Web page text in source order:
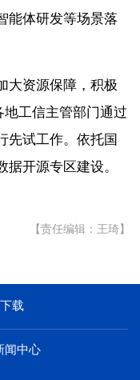
能体研发等场景落
大资源保障，积极
地工信主管部门通过
先试工作。依托国
开源专区建设。
【责任编辑：王琦】
载
闻中心